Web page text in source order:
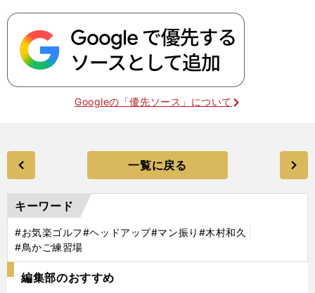
Googleの「優先ソース」について
一覧に戻る
キーワード
#お気楽ゴルフ#ヘッドアップ#マン振り #木村和久
#鳥かご練習場
編集部のおすすめ